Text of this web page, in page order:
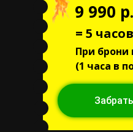
При брони
(1 часа в
9 990 р.
= 5 часов